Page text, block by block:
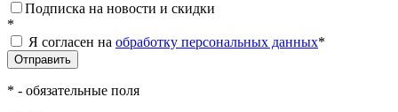
Подписка на новости и скидки
*
Я согласен на обработку персональных данных*
* - обязательные поля